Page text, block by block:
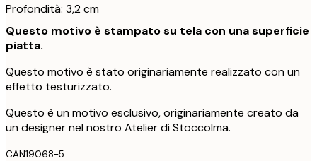
Profondità: 3,2 cm
Questo motivo è stampato su tela con una superficie
piatta.
Questo motivo è stato originariamente realizzato con un
effetto testurizzato.
Questo è un motivo esclusivo, originariamente creato da
un designer nel nostro Atelier di Stoccolma.
CAN19068-5